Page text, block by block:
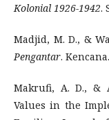
Kolonial 1926-1942.
Madjid, M. D., &
Pengantar. Kencana.
Makrufi, A. D., &
Values in the